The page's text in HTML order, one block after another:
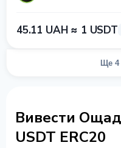
45.11 UAH ≈ 1 USDT
Ще 4
Вивести
USDT ERC20